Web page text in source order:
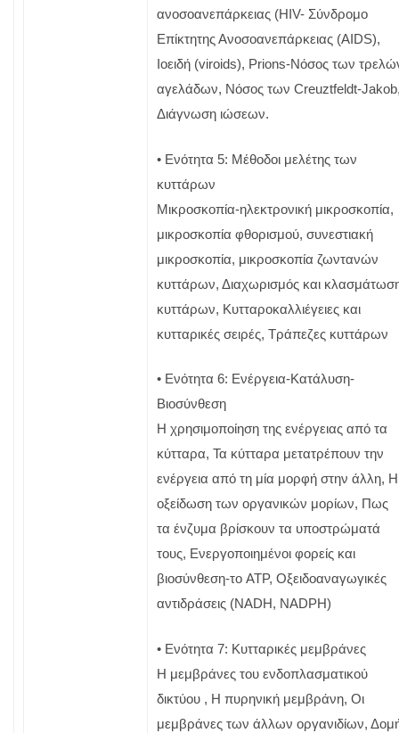
ανοσοανεπάρκειας (HIV- Σύνδρομο
Επίκτητης Ανοσοανεπάρκειας (AIDS),
Ιοειδή (viroids), Prions-Νόσος των
αγελάδων, Nόσος των Creuztfeldt-
Διάγνωση ιώσεων.
• Ενότητα 5: Μέθοδοι μελέτης των
κυττάρων
Μικροσκοπία-ηλεκτρονική μικροσκοπία,
μικροσκοπία φθορισμού, συνεστιακή
μικροσκοπία, μικροσκοπία ζωντανών
κυττάρων, Διαχωρισμός και
κυττάρων, Κυτταροκαλλιέγειες και
κυτταρικές σειρές, Τράπεζες κυττάρων
• Ενότητα 6: Ενέργεια-Κατάλυση-
Βιοσύνθεση
Η χρησιμοποίηση της ενέργειας από τα
κύτταρα, Τα κύτταρα μετατρέπουν την
ενέργεια από τη μία μορφή στην άλλη, Η
οξείδωση των οργανικών μορίων, Πως
τα ένζυμα βρίσκουν τα υποστρώματά
τους, Ενεργοποιημένοι φορείς και
βιοσύνθεση-το ATP, Οξειδοαναγωγικές
αντιδράσεις (NADH, NADPH)
• Ενότητα 7: Κυτταρικές μεμβράνες
Η μεμβράνες του ενδοπλασματικού
δικτύου , Η πυρηνική μεμβράνη, Οι
μεμβράνες των άλλων οργανιδίων,